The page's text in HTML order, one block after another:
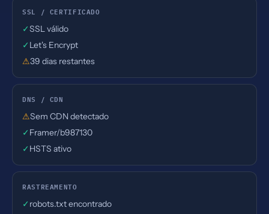
SSL / CERTIFICADO
✓SSL válido
✓ Let's Encrypt
⚠39 dias restantes
DNS / CDN
⚠Sem CDN detectado
✓ Framer/b987130
✓ HSTS ativo
RASTREAMENTO
✓ robots.txt encontrado